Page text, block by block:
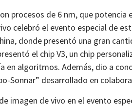
procesos de 6 nm, que
celebró el evento especial de
donde presentó una gran
el chip V3, un chip
en algoritmos. Además, dio a
Sonnar” desarrollado en
imagen de vivo en el evento